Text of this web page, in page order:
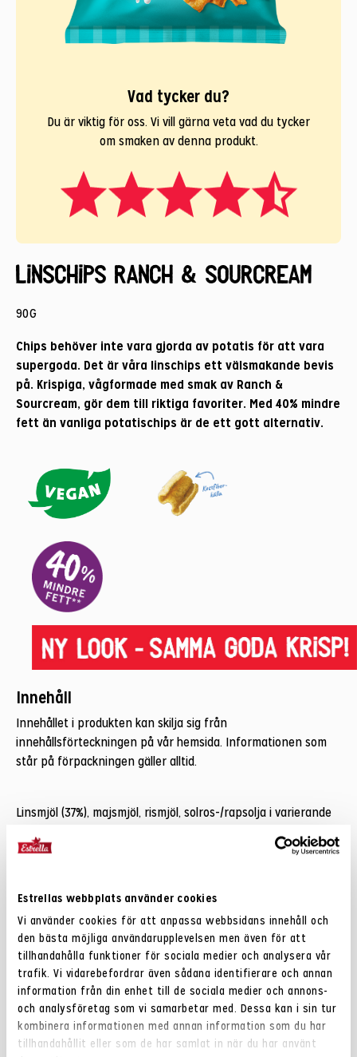
Estrellas webbplats använder cookies
Vi använder cookies för att anpassa webbsidans innehåll och
den bästa möjliga användarupplevelsen men även för att
tillhandahålla funktioner för sociala medier och analysera vår
trafik. Vi vidarebefordrar även sådana identifierare och annan
information från din enhet till de sociala medier och annons-
och analysföretag som vi samarbetar med. Dessa kan i sin tur
kombinera informationen med annan information som du har
tillhandahållit eller som de har samlat in när du har använt
Vad tycker du?
Du är viktig för oss. Vi vill gärna veta vad du tycker
om smaken av denna produkt.
Linschips Ranch & Sourcream
90G
Chips behöver inte vara gjorda av potatis för att vara
supergoda. Det är våra linschips ett välsmakande bevis
på. Krispiga, vågformade med smak av Ranch &
Sourcream, gör dem till riktiga favoriter. Med 40% mindre
fett än vanliga potatischips är de ett gott alternativ.
Innehåll
Innehållet i produkten kan skilja sig från
innehållsförteckningen på vår hemsida. Informationen som
står på förpackningen gäller alltid.
Linsmjöl (37%), majsmjöl, rismjöl, solros-/rapsolja i varierande
tomatpulver, maltodextrin, lökpulver, syror (mjölksyra,
ärtstärkelse, potatisstärkelse, kaliumklorid, grönpepparpulver.
Näringsvärde
Energi 1882kJ / 448cal
Fett 17g
– varav mättat fett 1,5g
Kolhydrater 58g
– varav sockerarter 3,7g